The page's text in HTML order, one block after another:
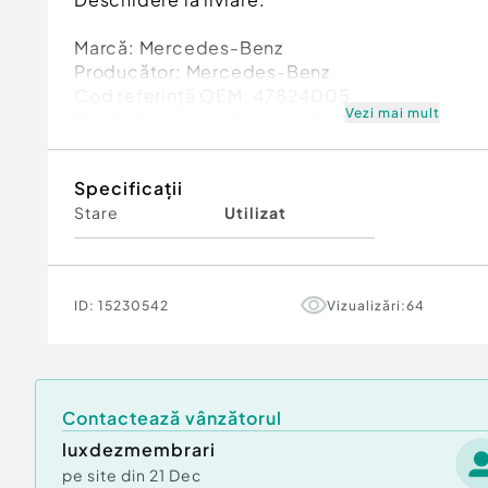
Marcă: Mercedes-Benz
Producător: Mercedes-Benz
Piesă: Coroana volanta semivolanta 4.7
Vezi mai mult
Specificații
Stare Utilizat
ID: 15230542 Vizualizări:64
Contactează vânzătorul
luxdezmembrari
pe site din 21 Dec